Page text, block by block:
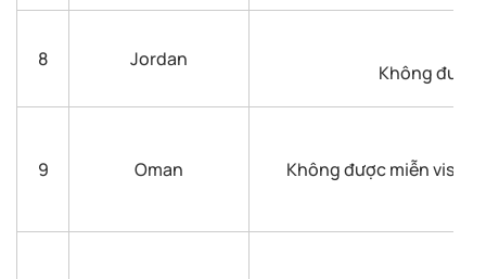
8 Jordan
Không được
9 Oman Không được miễn visa